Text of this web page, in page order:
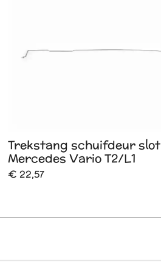
Trekstang schuifdeur slot
Mercedes Vario T2/L1
€ 22,57